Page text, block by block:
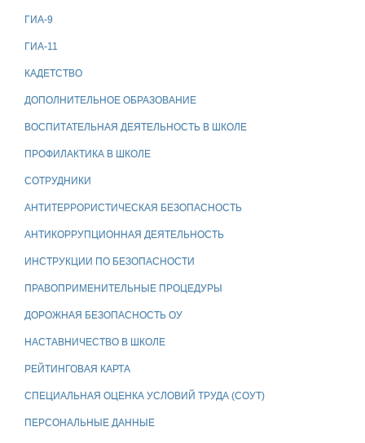
ГИА-9
ГИА-11
КАДЕТСТВО
ДОПОЛНИТЕЛЬНОЕ ОБРАЗОВАНИЕ
ВОСПИТАТЕЛЬНАЯ ДЕЯТЕЛЬНОСТЬ В ШКОЛЕ
ПРОФИЛАКТИКА В ШКОЛЕ
СОТРУДНИКИ
АНТИТЕРРОРИСТИЧЕСКАЯ БЕЗОПАСНОСТЬ
АНТИКОРРУПЦИОННАЯ ДЕЯТЕЛЬНОСТЬ
ИНСТРУКЦИИ ПО БЕЗОПАСНОСТИ
ПРАВОПРИМЕНИТЕЛЬНЫЕ ПРОЦЕДУРЫ
ДОРОЖНАЯ БЕЗОПАСНОСТЬ ОУ
НАСТАВНИЧЕСТВО В ШКОЛЕ
РЕЙТИНГОВАЯ КАРТА
СПЕЦИАЛЬНАЯ ОЦЕНКА УСЛОВИЙ ТРУДА (СОУТ)
ПЕРСОНАЛЬНЫЕ ДАННЫЕ